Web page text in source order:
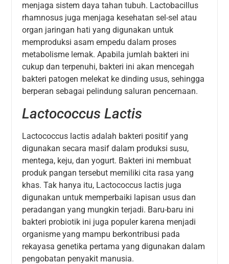
menjaga sistem daya tahan tubuh. Lactobacillus
rhamnosus juga menjaga kesehatan sel-sel atau
organ jaringan hati yang digunakan untuk
memproduksi asam empedu dalam proses
metabolisme lemak. Apabila jumlah bakteri ini
cukup dan terpenuhi, bakteri ini akan mencegah
bakteri patogen melekat ke dinding usus, sehingga
berperan sebagai pelindung saluran pencernaan.
Lactococcus Lactis
Lactococcus lactis adalah bakteri positif yang
digunakan secara masif dalam produksi susu,
mentega, keju, dan yogurt. Bakteri ini membuat
produk pangan tersebut memiliki cita rasa yang
khas. Tak hanya itu, Lactococcus lactis juga
digunakan untuk memperbaiki lapisan usus dan
peradangan yang mungkin terjadi. Baru-baru ini
bakteri probiotik ini juga populer karena menjadi
organisme yang mampu berkontribusi pada
rekayasa genetika pertama yang digunakan dalam
pengobatan penyakit manusia.